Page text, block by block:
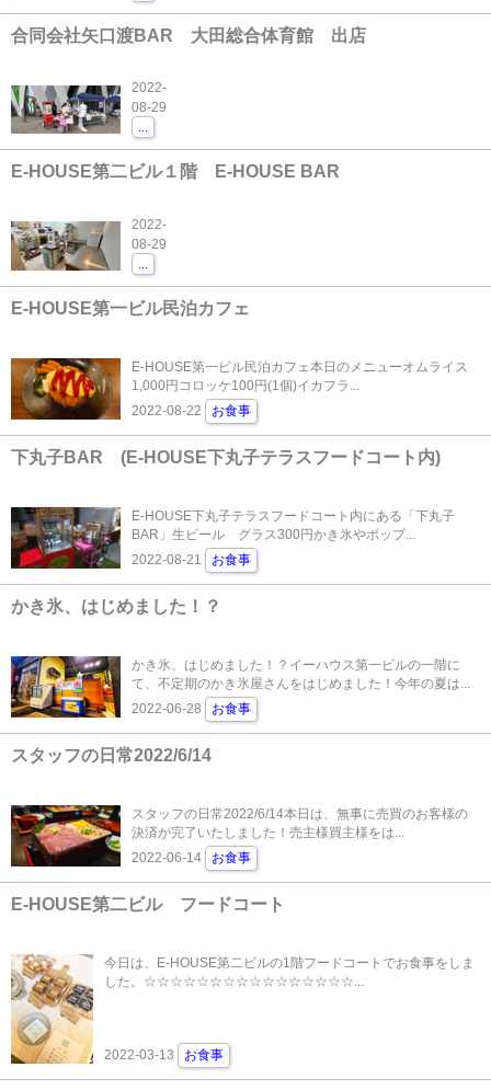
合同会社矢口渡BAR 大田総合体育館 出店
2022-
08-29
...
E-HOUSE第二ビル１階 E-HOUSE BAR
2022-
08-29
...
E-HOUSE第一ビル民泊カフェ
E-HOUSE第一ビル民泊カフェ本日のメニューオムライス
1,000円コロッケ100円(1個)イカフラ...
2022-08-22
お食事
下丸子BAR (E-HOUSE下丸子テラスフードコート内)
E-HOUSE下丸子テラスフードコート内にある「下丸子
BAR」生ビール グラス300円かき氷やポップ...
2022-08-21
お食事
かき氷、はじめました！？
かき氷、はじめました！？イーハウス第一ビルの一階に
て、不定期のかき氷屋さんをはじめました！今年の夏は...
2022-06-28
お食事
スタッフの日常2022/6/14
スタッフの日常2022/6/14本日は、無事に売買のお客様の
決済が完了いたしました！売主様買主様をは...
2022-06-14
お食事
E-HOUSE第二ビル フードコート
今日は、E-HOUSE第二ビルの1階フードコートでお食事をしま
した。☆☆☆☆☆☆☆☆☆☆☆☆☆☆☆☆...
2022-03-13 お食事